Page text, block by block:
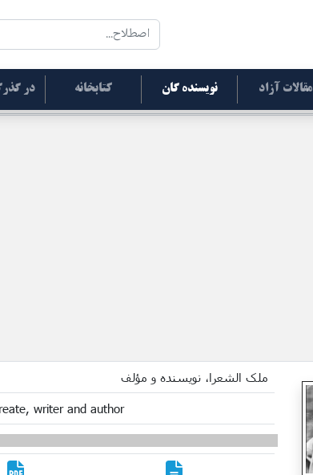
مقالات آزاد نویسنده گان کتابخانه در
ملک الشعرا، نویسنده و مؤلف
writer and author